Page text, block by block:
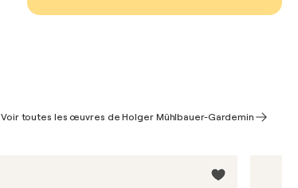
Voir toutes les œuvres de Holger Mühlbauer-Gardemin